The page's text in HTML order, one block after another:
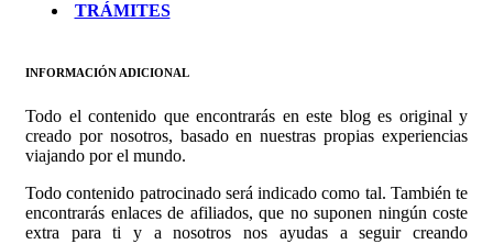
TRÁMITES
INFORMACIÓN ADICIONAL
Todo el contenido que encontrarás en este blog es original y
creado por nosotros, basado en nuestras propias experiencias
viajando por el mundo.
Todo contenido patrocinado será indicado como tal. También te
encontrarás enlaces de afiliados, que no suponen ningún coste
extra para ti y a nosotros nos ayudas a seguir creando